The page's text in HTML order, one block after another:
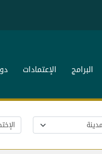
البرامج الإعتمادات